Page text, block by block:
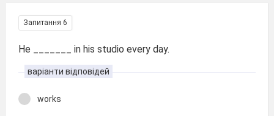
Запитання 6
He _______ in his studio every day.
варіанти відповідей
works